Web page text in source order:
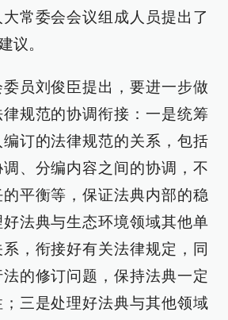
常委会会议组成人员提出了
议。
员刘俊臣提出，要进一步做
规范的协调衔接：一是统筹
订的法律规范的关系，包括
、分编内容之间的协调，不
平衡等，保证法典内部的稳
法典与生态环境领域其他单
，衔接好有关法律规定，同
的修订问题，保持法典一定
三是处理好法典与其他领域